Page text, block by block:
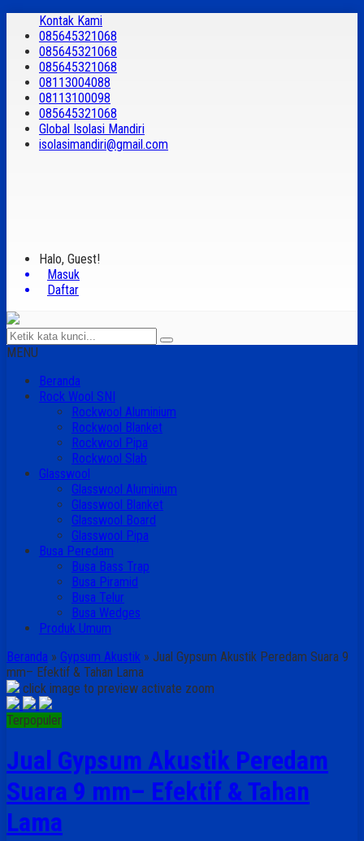
Kontak Kami
085645321068
085645321068
085645321068
08113004088
08113100098
085645321068
Global Isolasi Mandiri
isolasimandiri@gmail.com
Halo, Guest!
Masuk
Daftar
MENU
Beranda
Rock Wool SNI
Rockwool Aluminium
Rockwool Blanket
Rockwool Pipa
Rockwool Slab
Glasswool
Glasswool Aluminium
Glasswool Blanket
Glasswool Board
Glasswool Pipa
Busa Peredam
Busa Bass Trap
Busa Piramid
Busa Telur
Busa Wedges
Produk Umum
Beranda » Gypsum Akustik » Jual Gypsum Akustik Peredam Suara 9
mm– Efektif & Tahan Lama
click image to preview activate zoom
Terpopuler
Jual Gypsum Akustik Peredam
Suara 9 mm– Efektif & Tahan
Lama